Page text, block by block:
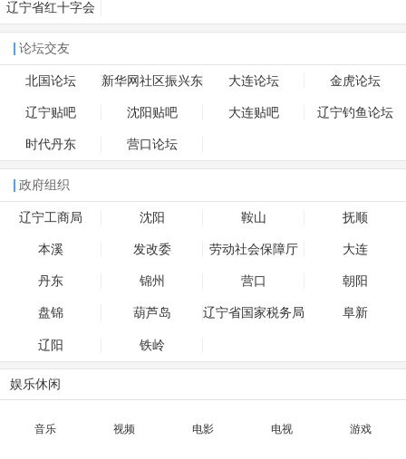
辽宁省红十字会
论坛交友
北国论坛 新华网社区振兴东
北
大连论坛 金虎论坛
辽宁贴吧 沈阳贴吧 大连贴吧 辽宁钓鱼论坛
时代丹东 营口论坛
政府组织
辽宁工商局 沈阳 鞍山 抚顺
本溪 发改委 劳动社会保障厅 大连
丹东 锦州 营口 朝阳
盘锦 葫芦岛 辽宁省国家税务局 阜新
辽阳 铁岭
娱乐休闲
音乐 视频 电影 电视 游戏